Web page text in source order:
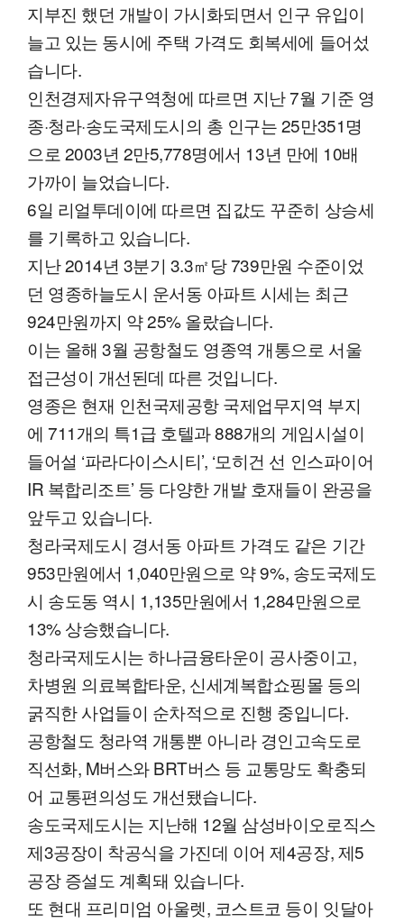
지부진 했던 개발이 가시화되면서 인구 유입이
늘고 있는 동시에 주택 가격도 회복세에 들어섰
습니다.
인천경제자유구역청에 따르면 지난 7월 기준 영
종·청라·송도국제도시의 총 인구는 25만351명
으로 2003년 2만5,778명에서 13년 만에 10배
가까이 늘었습니다.
6일 리얼투데이에 따르면 집값도 꾸준히 상승세
를 기록하고 있습니다.
지난 2014년 3분기 3.3㎡당 739만원 수준이었
던 영종하늘도시 운서동 아파트 시세는 최근
924만원까지 약 25% 올랐습니다.
이는 올해 3월 공항철도 영종역 개통으로 서울
접근성이 개선된데 따른 것입니다.
영종은 현재 인천국제공항 국제업무지역 부지
에 711개의 특1급 호텔과 888개의 게임시설이
들어설 ‘파라다이스시티’, ‘모히건 선 인스파이어
IR 복합리조트’ 등 다양한 개발 호재들이 완공을
앞두고 있습니다.
청라국제도시 경서동 아파트 가격도 같은 기간
953만원에서 1,040만원으로 약 9%, 송도국제도
시 송도동 역시 1,135만원에서 1,284만원으로
13% 상승했습니다.
청라국제도시는 하나금융타운이 공사중이고,
차병원 의료복합타운, 신세계복합쇼핑몰 등의
굵직한 사업들이 순차적으로 진행 중입니다.
공항철도 청라역 개통뿐 아니라 경인고속도로
직선화, M버스와 BRT버스 등 교통망도 확충되
어 교통편의성도 개선됐습니다.
송도국제도시는 지난해 12월 삼성바이오로직스
제3공장이 착공식을 가진데 이어 제4공장, 제5
공장 증설도 계획돼 있습니다.
또 현대 프리미엄 아울렛, 코스트코 등이 잇달아